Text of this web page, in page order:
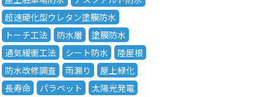
超速硬化型ウレタン塗膜防水
トーチ工法
防水層
塗膜防水
通気緩衝工法
シート防水
陸屋根
防水改修調査
雨漏り
屋上緑化
長寿命
パラペット
太陽光発電